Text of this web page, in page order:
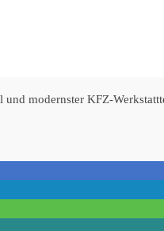
modernster KFZ-